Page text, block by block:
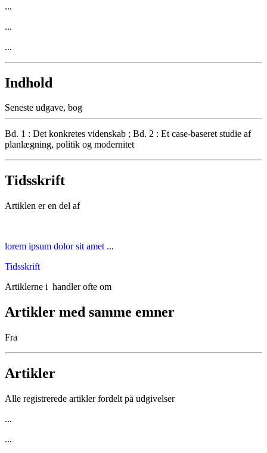
...
...
...
Indhold
Seneste udgave, bog
Bd. 1 : Det konkretes videnskab ; Bd. 2 : Et case-baseret studie af
planlægning, politik og modernitet
Tidsskrift
Artiklen er en del af
lorem ipsum dolor sit amet ...
Tidsskrift
Artiklerne i handler ofte om
Artikler med samme emner
Fra
Artikler
Alle registrerede artikler fordelt på udgivelser
...
...